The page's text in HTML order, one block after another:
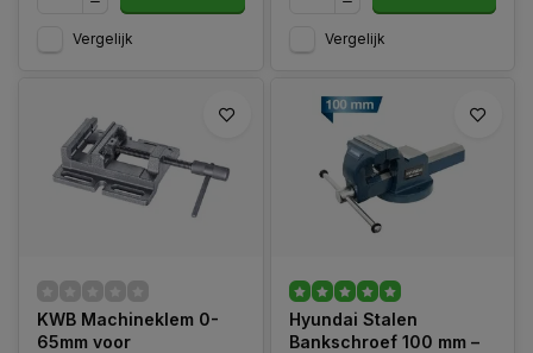
Vergelijk Vergelijk
KWB Machineklem 0-
65mm voor
Hyundai Stalen
Bankschroef 100 mm –